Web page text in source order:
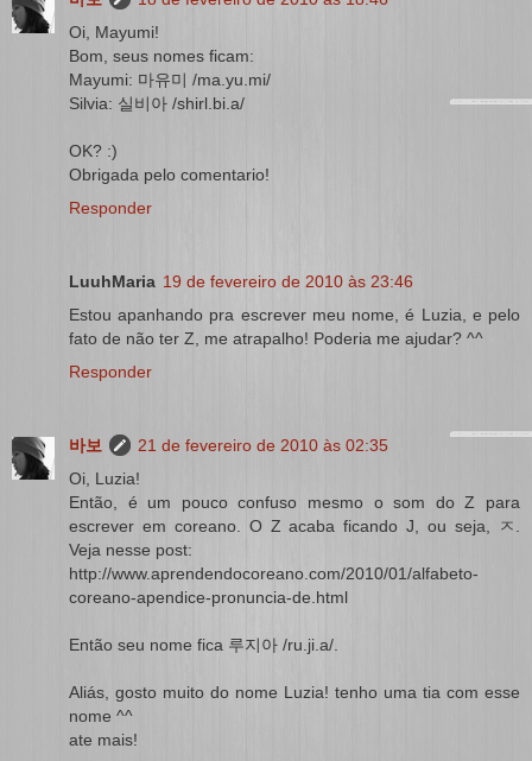
Oi, Mayumi!
Bom, seus nomes ficam:
Mayumi: 마유미 /ma.yu.mi/
Silvia: 실비아 /shirl.bi.a/
OK? :)
Obrigada pelo comentario!
Responder
LuuhMaria 19 de fevereiro de 2010 às 23:46
Estou apanhando pra escrever meu nome, é Luzia, e pelo
fato de não ter Z, me atrapalho! Poderia me ajudar? ^^
Responder
바보
21 de fevereiro de 2010 às 02:35
Oi, Luzia!
Então, é um pouco confuso mesmo o som do Z para
escrever em coreano. O Z acaba ficando J, ou seja, ㅈ.
Veja nesse post:
http://www.aprendendocoreano.com/2010/01/alfabeto-
coreano-apendice-pronuncia-de.html
Então seu nome fica 루지아 /ru.ji.a/.
Aliás, gosto muito do nome Luzia! tenho uma tia com esse
nome ^^
ate mais!